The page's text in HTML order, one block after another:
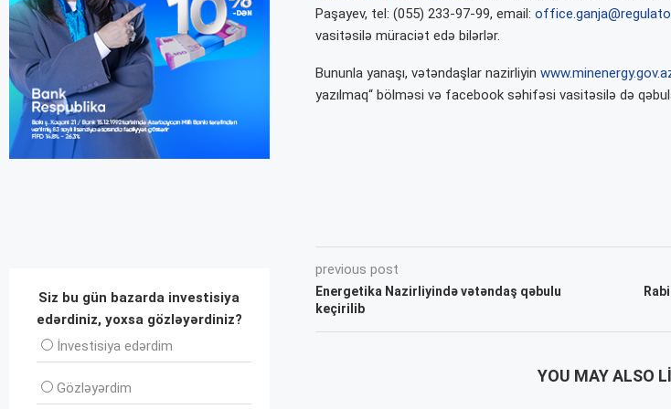
Paşayev, tel: (055) 233-97-99, email:
vasitəsilə müraciət edə bilərlər.
Bununla yanaşı, vətəndaşlar nazirliyin
yazılmaq“ bölməsi və facebook səhifəsi vasitəsilə də
previous post
Energetika Nazirliyində vətəndaş qəbulu
keçirilib
YOU MAY ALSO
Siz bu gün bazarda investisiya
edərdiniz, yoxsa gözləyərdiniz?
İnvеstisiya edərdim
Gözləyərdim